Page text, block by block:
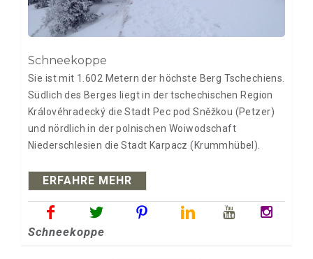
Schneekoppe
Sie ist mit 1.602 Metern der höchste Berg Tschechiens.
Südlich des Berges liegt in der tschechischen Region
Královéhradecký die Stadt Pec pod Sněžkou (Petzer)
und nördlich in der polnischen Woiwodschaft
Niederschlesien die Stadt Karpacz (Krummhübel).
ERFAHRE MEHR
Schneekoppe